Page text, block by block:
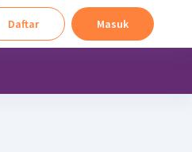
Daftar Masuk